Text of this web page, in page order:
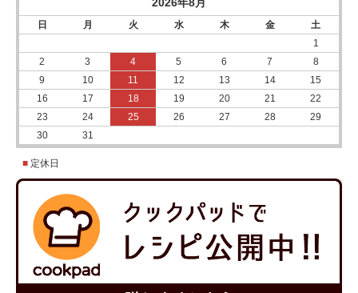
2026年8月
日 月 火 水 木 金
土
1
2
3 4 5 6 7
8
9
10 11 12 13 14
15
16
17 18 19 20 21
22
23
24 25 26 27 28
29
30
31
■ 定休日